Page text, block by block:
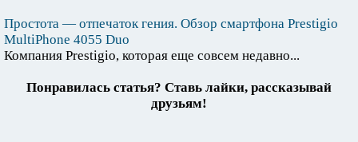
Простота — отпечаток гения. Обзор смартфона Prestigio
MultiPhone 4055 Duo
Компания Prestigio, которая еще совсем недавно...
Понравилась статья? Ставь лайки, рассказывай
друзьям!